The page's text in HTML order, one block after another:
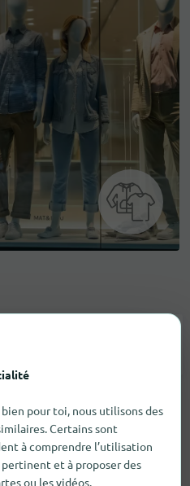
pour toi, nous utilisons des
Certains sont
à comprendre l’utilisation
et à proposer des
ou les vidéos.